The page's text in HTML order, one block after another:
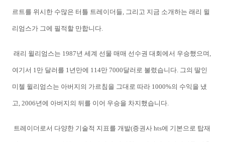
르트를 위시한 수많은 터틀 트레이더들, 그리고 지금 소개하는 래리 윌
리엄스가 그에 필적할 만합니다.
래리 윌리엄스는 1987년 세계 선물 매매 선수권 대회에서 우승했으며,
여기서 1만 달러를 1년만에 114만 7000달러로 불렸습니다. 그의 딸인
미첼 윌리엄스는 아버지의 가르침을 그대로 따라 1000%의 수익을 냈
고, 2006년에 아버지의 뒤를 이어 우승을 차지했습니다.
트레이더로서 다양한 기술적 지표를 개발(증권사 hts에 기본으로 탑재